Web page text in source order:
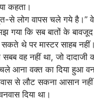
कहता।
से लोग वापस चले गये है।”
गया कि सब बातों के बावजूद
थे पर मास्टर साहब
वह नहीं था, जो दादाजी
चले आना वक्त का दिया हुआ
से लौट सकना आसान नहीं
दिया था।